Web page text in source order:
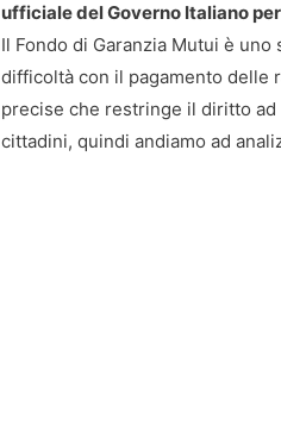
ufficiale del Governo Italiano
Il Fondo di Garanzia Mutui è
difficoltà con il pagamento delle
precise che restringe il diritto
cittadini, quindi andiamo ad